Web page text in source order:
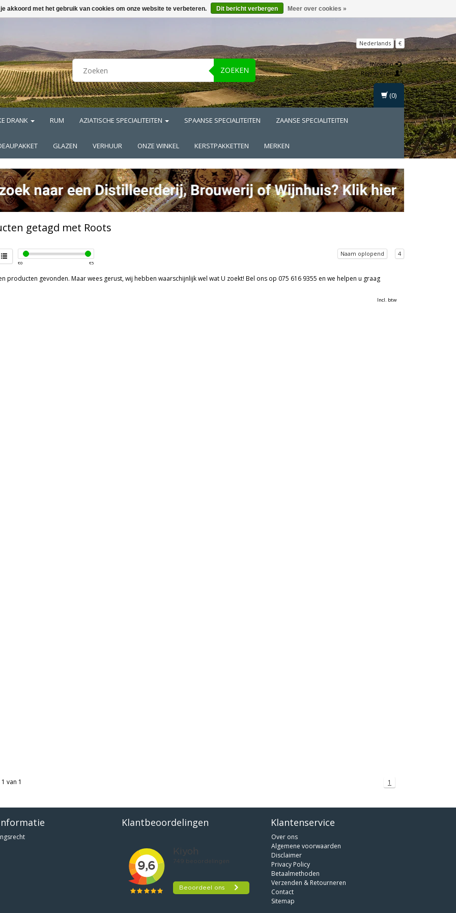
ZOEKEN
Nederlands €
Inloggen
Registreren
DRANK RUM AZIATISCHE SPECIALITEITEN SPAANSE SPECIALITEITEN ZAANSE SPECIALITEITEN
GLAZEN VERHUUR ONZE WINKEL KERSTPAKKETTEN MERKEN
(0)
getagd met Roots
€0 €5
Naam oplopend 4
producten gevonden. Maar wees gerust, wij hebben waarschijnlijk wel wat U zoekt! Bel ons op 075 616 9355 en we helpen u graag
Incl. btw
van 1 1
Klantbeoordelingen Klantenservice
Over ons
Algemene voorwaarden
Disclaimer
Privacy Policy
Betaalmethoden
Verzenden & Retourneren
Contact
Sitemap
akkoord met het gebruik van cookies om onze website te verbeteren. Dit bericht verbergen Meer over cookies »